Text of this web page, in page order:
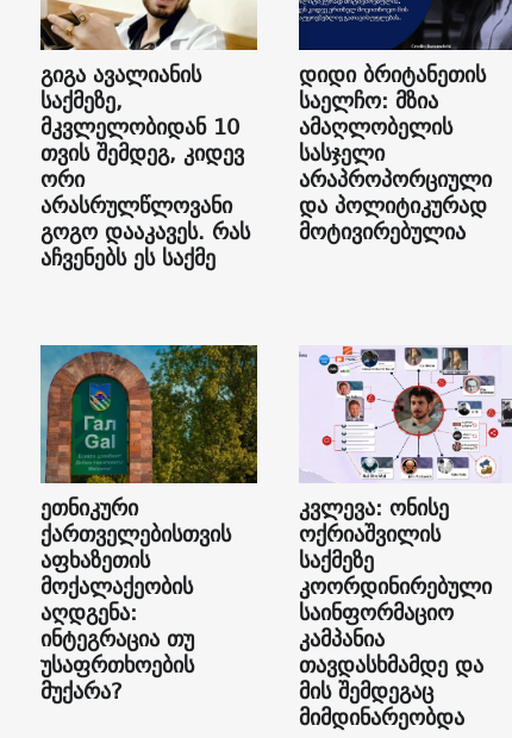
გიგა ავალიანის
საქმეზე,
მკვლელობიდან 10
თვის შემდეგ, კიდევ
ორი
არასრულწლოვანი
გოგო დააკავეს. რას
აჩვენებს ეს საქმე
დიდი ბრიტანეთის
საელჩო: მზია
ამაღლობელის
სასჯელი
არაპროპორციული
და პოლიტიკურად
მოტივირებულია
ეთნიკური
ქართველებისთვის
აფხაზეთის
მოქალაქეობის
აღდგენა:
ინტეგრაცია თუ
უსაფრთხოების
მუქარა?
კვლევა: ონისე
ოქრიაშვილის
საქმეზე
კოორდინირებული
საინფორმაციო
კამპანია
თავდასხმამდე და
მის შემდეგაც
მიმდინარეობდა